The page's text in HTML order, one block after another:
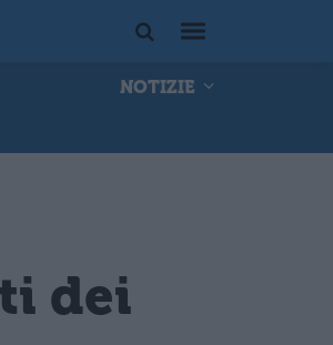
NOTIZIE
dei